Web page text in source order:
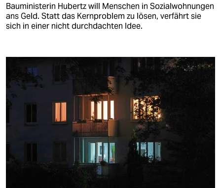
Bauministerin Hubertz will Menschen in Sozialwohnungen
ans Geld. Statt das Kernproblem zu lösen, verfährt sie
sich in einer nicht durchdachten Idee.